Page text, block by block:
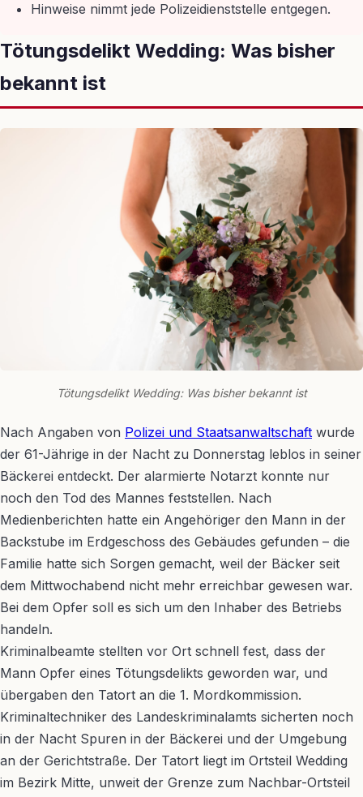
Hinweise nimmt jede Polizeidienststelle entgegen.
Tötungsdelikt Wedding: Was bisher
bekannt ist
Tötungsdelikt Wedding: Was bisher bekannt ist
Nach Angaben von Polizei und Staatsanwaltschaft wurde
der 61-Jährige in der Nacht zu Donnerstag leblos in seiner
Bäckerei entdeckt. Der alarmierte Notarzt konnte nur
noch den Tod des Mannes feststellen. Nach
Medienberichten hatte ein Angehöriger den Mann in der
Backstube im Erdgeschoss des Gebäudes gefunden – die
Familie hatte sich Sorgen gemacht, weil der Bäcker seit
dem Mittwochabend nicht mehr erreichbar gewesen war.
Bei dem Opfer soll es sich um den Inhaber des Betriebs
handeln.
Kriminalbeamte stellten vor Ort schnell fest, dass der
Mann Opfer eines Tötungsdelikts geworden war, und
übergaben den Tatort an die 1. Mordkommission.
Kriminaltechniker des Landeskriminalamts sicherten noch
in der Nacht Spuren in der Bäckerei und der Umgebung
an der Gerichtstraße. Der Tatort liegt im Ortsteil Wedding
im Bezirk Mitte, unweit der Grenze zum Nachbar-Ortsteil